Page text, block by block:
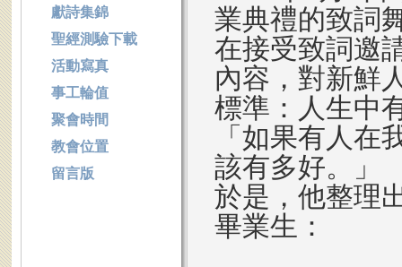
業典禮的致詞
在接受致詞邀
內容，對新鮮
標準：人生中
「如果有人在
該有多好。」
於是，他整理
畢業生：
獻詩集錦
聖經測驗下載
活動寫真
事工輪值
聚會時間
教會位置
留言版